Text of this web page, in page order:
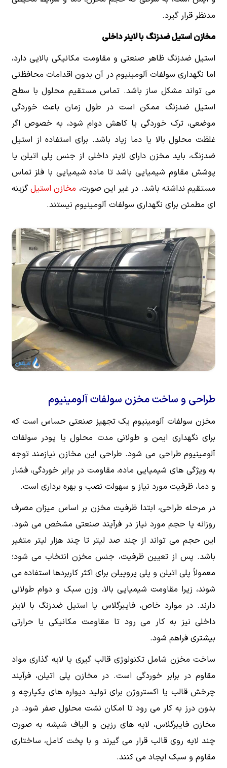
مدنظر قرار گیرد.
مخازن استیل ضدزنگ با لاینر داخلی
استیل ضدزنگ ظاهر صنعتی و مقاومت مکانیکی بالایی دارد،
اما نگهداری سولفات آلومینیوم در آن بدون اقدامات محافظتی
می تواند مشکل ساز باشد. تماس مستقیم محلول با سطح
استیل ضدزنگ ممکن است در طول زمان باعث خوردگی
موضعی، ترک خوردگی یا کاهش دوام شود، به خصوص اگر
غلظت محلول بالا یا دما زیاد باشد. برای استفاده از استیل
ضدزنگ، باید مخزن دارای لاینر داخلی از جنس پلی اتیلن یا
پوشش مقاوم شیمیایی باشد تا ماده شیمیایی با فلز تماس
مستقیم نداشته باشد. در غیر این صورت، مخازن استیل گزینه
ای مطمئن برای نگهداری سولفات آلومینیوم نیستند.
طراحی و ساخت مخزن سولفات آلومینیوم
مخزن سولفات آلومینیوم یک تجهیز صنعتی حساس است که
برای نگهداری ایمن و طولانی مدت محلول یا پودر سولفات
آلومینیوم طراحی می شود. طراحی این مخازن نیازمند توجه
به ویژگی های شیمیایی ماده، مقاومت در برابر خوردگی، فشار
و دما، ظرفیت مورد نیاز و سهولت نصب و بهره برداری است.
در مرحله طراحی، ابتدا ظرفیت مخزن بر اساس میزان مصرف
روزانه یا حجم مورد نیاز در فرآیند صنعتی مشخص می شود.
این حجم می تواند از چند صد لیتر تا چند هزار لیتر متغیر
باشد. پس از تعیین ظرفیت، جنس مخزن انتخاب می شود؛
معمولاً پلی اتیلن و پلی پروپیلن برای اکثر کاربردها استفاده می
شوند، زیرا مقاومت شیمیایی بالا، وزن سبک و دوام طولانی
دارند. در موارد خاص، فایبرگلاس یا استیل ضدزنگ با لاینر
داخلی نیز به کار می رود تا مقاومت مکانیکی یا حرارتی
بیشتری فراهم شود.
ساخت مخزن شامل تکنولوژی قالب گیری یا لایه گذاری مواد
مقاوم در برابر خوردگی است. در مخازن پلی اتیلن، فرآیند
چرخش قالب یا اکستروژن برای تولید دیواره های یکپارچه و
بدون درز به کار می رود تا امکان نشت محلول صفر شود. در
مخازن فایبرگلاس، لایه های رزین و الیاف شیشه به صورت
چند لایه روی قالب قرار می گیرند و با پخت کامل، ساختاری
مقاوم و سبک ایجاد می کنند.